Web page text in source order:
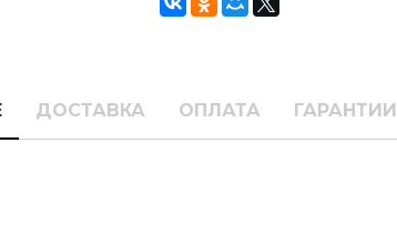
ДОСТАВКА ОПЛАТА ГАРАНТИИ